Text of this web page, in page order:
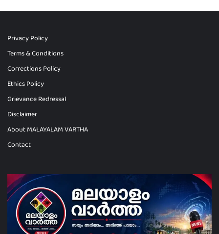
Privacy Policy
Terms & Conditions
Corrections Policy
Ethics Policy
Grievance Redressal
Disclaimer
About MALAYALAM VARTHA
Contact